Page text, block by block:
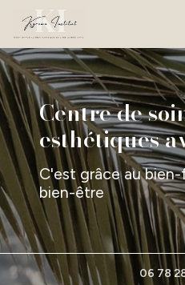
contenu
principal
Centre de
esthétiques
C'est grâce au
bien-être
06 78